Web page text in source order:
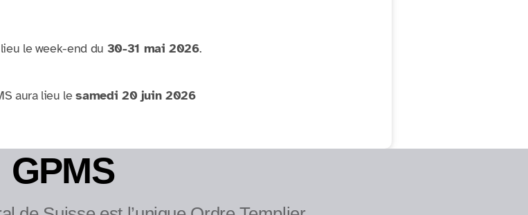
le week-end du 30-31 mai 2026.
aura lieu lesamedi 20 juin 2026
GPMS